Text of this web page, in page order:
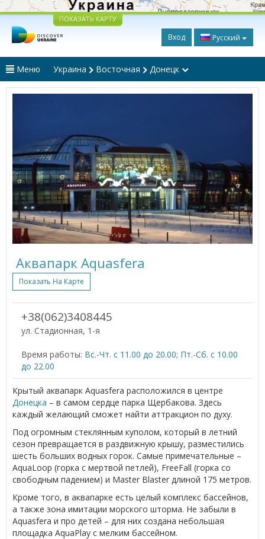
ПОКАЗАТЬ КАРТУ
Вход Русский
Меню Украина Восточная Донецк
Аквапарк Aquasfera
Показать На Карте
+38(062)3408445
ул. Стадионная, 1-я
Время работы: Вc.-Чт. с 11.00 до 20.00; Пт.-Сб. с 10.00
до 22.00
Крытый аквапарк Aquasfera расположился в центре
Донецка – в самом сердце парка Щербакова. Здесь
каждый желающий сможет найти аттракцион по духу.
Под огромным стеклянным куполом, который в летний
сезон превращается в раздвижную крышу, разместились
шесть больших водных горок. Самые примечательные –
AquaLoop (горка с мертвой петлей), FreeFall (горка со
свободным падением) и Master Blaster длиной 175 метров.
Кроме того, в аквапарке есть целый комплекс бассейнов,
а также зона имитации морского шторма. Не забыли в
Aquasfera и про детей – для них создана небольшая
площадка AquaPlay с мелким бассейном.